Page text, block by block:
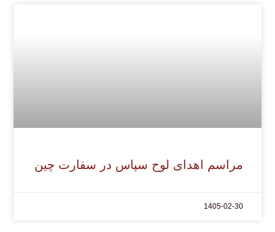
مراسم اهدای لوح سپاس در سفارت چین
1405-02-30